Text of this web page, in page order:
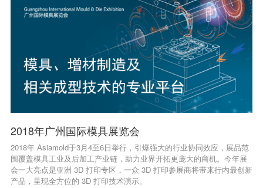
2018年广州国际模具展览会
2018年 Asiamold于3月4至6日举行，引爆强大的行业协同效应，展品范
围覆盖模具工业及后加工产业链，助力业界开拓更庞大的商机。今年展
会一大亮点是亚洲 3D 打印专区，一众 3D 打印参展商将带来行内最创新
产品，呈现全方位的 3D 打印技术演示。